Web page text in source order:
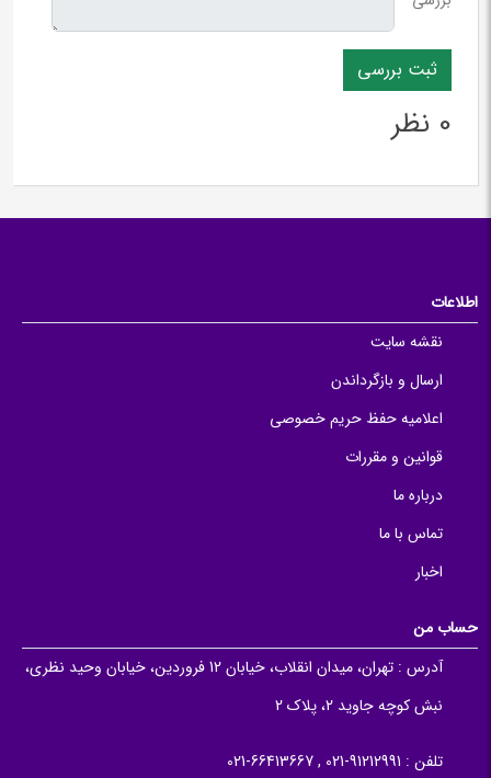
0 نظر
اطلاعات
نقشه سایت
ارسال و بازگرداندن
اعلامیه حفظ حریم خصوصی
قوانین و مقررات
درباره ما
تماس با ما
اخبار
حساب من
آدرس :
تهران، میدان انقلاب، خیابان 12 فروردین، خیابان وحید نظری،
نبش کوچه جاوید 2، پلاک 2
تلفن : 91212991-021 , 66413667-021